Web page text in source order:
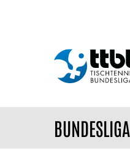
BUNDESLIGA